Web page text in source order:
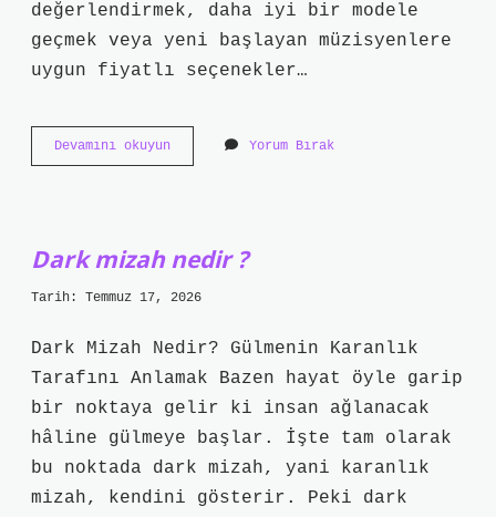
değerlendirmek, daha iyi bir modele
geçmek veya yeni başlayan müzisyenlere
uygun fiyatlı seçenekler…
Devamını okuyun
Müzik
?
Yorum Bırak
Dark mizah nedir ?
Tarih: Temmuz 17, 2026
Dark Mizah Nedir? Gülmenin Karanlık
Tarafını Anlamak Bazen hayat öyle garip
bir noktaya gelir ki insan ağlanacak
hâline gülmeye başlar. İşte tam olarak
bu noktada dark mizah, yani karanlık
mizah, kendini gösterir. Peki dark